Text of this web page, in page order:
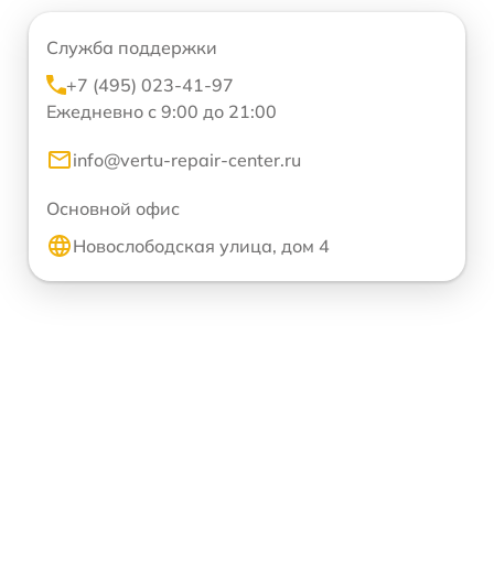
Служба поддержки
+7 (495) 023-41-97
Ежедневно с 9:00 до 21:00
info@vertu-repair-center.ru
Основной офис
Новослободская улица, дом 4